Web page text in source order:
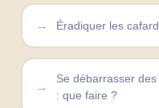
Éradiquer les
Se débarrasser
: que faire ?